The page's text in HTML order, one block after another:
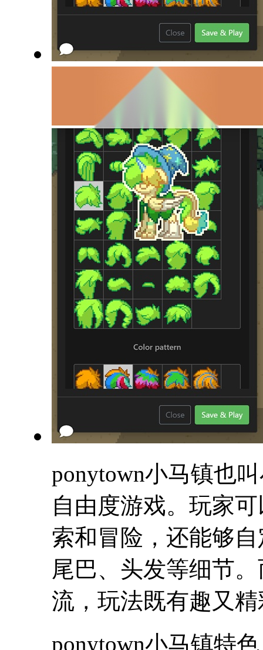
ponytown小马镇也
自由度游戏。玩家
索和冒险，还能够
尾巴、头发等细节
流，玩法既有趣又
ponytown小马镇特色